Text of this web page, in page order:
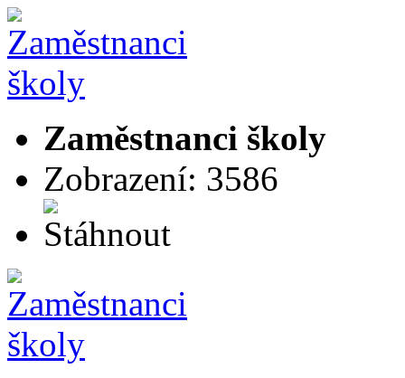
Zaměstnanci školy
Zobrazení: 3586